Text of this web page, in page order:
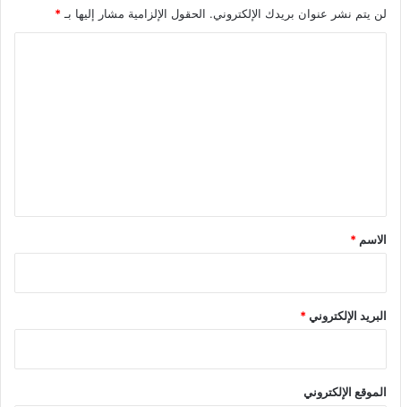
لن يتم نشر عنوان بريدك الإلكتروني. الحقول الإلزامية مشار إليها بـ *
*
الاسم *
البريد الإلكتروني*
الموقع الإلكتروني